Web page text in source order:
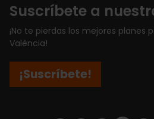
Suscríbete a
¡No te pierdas los mejores planes
València!
¡Suscríbete!